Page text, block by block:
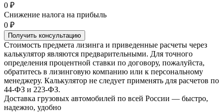
0 ₽
Снижение налога на прибыль
0 ₽
Получить консультацию
Стоимость предмета лизинга и приведенные расчеты через
калькулятор являются предварительными. Для точного
определения процентной ставки по договору, пожалуйста,
обратитесь в лизинговую компанию или к персональному
менеджеру. Калькулятор не следует применять для расчетов по
44-ФЗ и 223-ФЗ.
Доставка грузовых автомобилей по всей России — быстро,
надежно, удобно